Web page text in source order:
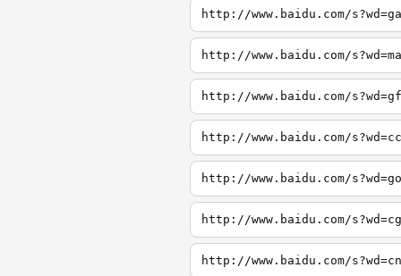
http://www.baidu.com/
http://www.baidu.com/
http://www.baidu.com/
http://www.baidu.com/
http://www.baidu.com/
http://www.baidu.com/
http://www.baidu.com/